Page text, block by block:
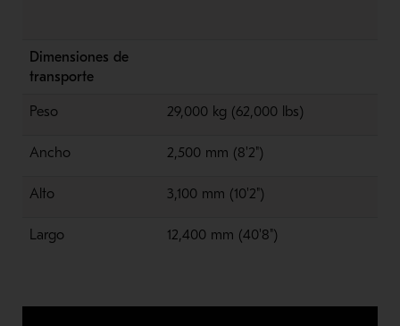
Dimensiones de
transporte
Peso 29,000 kg (62,000 lbs)
Ancho 2,500 mm (8'2")
Alto 3,100 mm (10'2")
Largo 12,400 mm (40'8")